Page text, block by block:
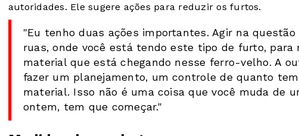
autoridades. Ele sugere ações para reduzir os furtos.
"Eu tenho duas ações importantes. Agir na
ruas, onde você está tendo este tipo de furto,
material que está chegando nesse ferro-velho. A
fazer um planejamento, um controle de quanto
material. Isso não é uma coisa que você muda de
ontem, tem que começar."